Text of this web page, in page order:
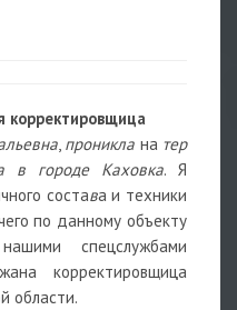
корректировщица
, проникла на тер
в городе Каховка. Я
состава и техники
по данному объекту
спецслужбами
корректировщица
области.